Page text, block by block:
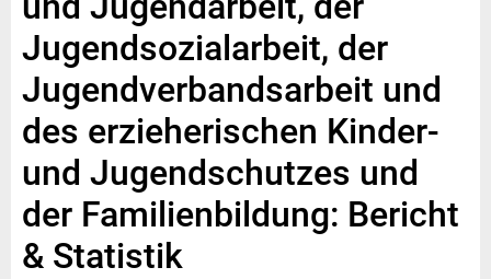
Jugendsozialarbeit, der
Jugendverbandsarbeit und
des erzieherischen Kinder-
und Jugendschutzes und
der Familienbildung: Bericht
& Statistik